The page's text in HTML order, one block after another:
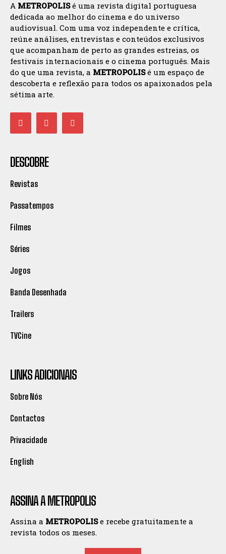
A METROPOLISé uma revista digital portuguesa
dedicada ao melhor do cinema e do universo
audiovisual. Com uma voz independente e crítica,
reúne análises, entrevistas e conteúdos exclusivos
que acompanham de perto as grandes estreias, os
festivais internacionais e o cinema português. Mais
do que uma revista, a METROPOLISé um espaço de
descoberta e reflexão para todos os apaixonados pela
sétima arte.
DESCOBRE
Revistas
Passatempos
Filmes
Séries
Jogos
Banda Desenhada
Trailers
TVCine
LINKS ADICIONAIS
Sobre Nós
Contactos
Privacidade
English
ASSINA A METROPOLIS
Assina a METROPOLISe recebe gratuitamente a
revista todos os meses.